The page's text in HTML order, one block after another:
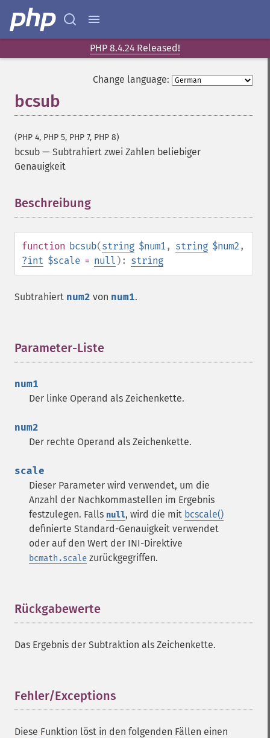
PHP 8.4.24 Released!
Change language:
bcsub
(PHP 4, PHP 5, PHP 7, PHP 8)
bcsub — Subtrahiert zwei Zahlen beliebiger
Genauigkeit
Beschreibung
function bcsub(string $num1, string $num2 ,
?int $scale = null ): string
Subtrahiert num2 von num1.
Parameter-Liste
num1
Der linke Operand als Zeichenkette.
num2
Der rechte Operand als Zeichenkette.
scale
Dieser Parameter wird verwendet, um die
Anzahl der Nachkommastellen im Ergebnis
festzulegen. Falls null, wird die mit bcscale()
definierte Standard-Genauigkeit verwendet
oder auf den Wert der INI-Direktive
bcmath.scale zurückgegriffen.
Rückgabewerte
Das Ergebnis der Subtraktion als Zeichenkette.
Fehler/Exceptions
Diese Funktion löst in den folgenden Fällen einen